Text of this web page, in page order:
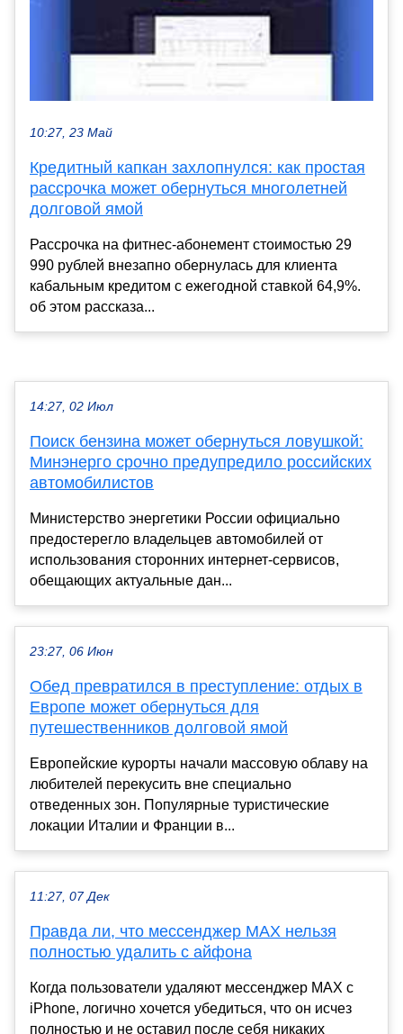
10:27, 23 Май
Кредитный капкан захлопнулся: как простая
рассрочка может обернуться многолетней
долговой ямой
Рассрочка на фитнес-абонемент стоимостью 29
990 рублей внезапно обернулась для клиента
кабальным кредитом с ежегодной ставкой 64,9%.
об этом рассказа...
14:27, 02 Июл
Поиск бензина может обернуться ловушкой:
Минэнерго срочно предупредило российских
автомобилистов
Министерство энергетики России официально
предостерегло владельцев автомобилей от
использования сторонних интернет-сервисов,
обещающих актуальные дан...
23:27, 06 Июн
Обед превратился в преступление: отдых в
Европе может обернуться для
путешественников долговой ямой
Европейские курорты начали массовую облаву на
любителей перекусить вне специально
отведенных зон. Популярные туристические
локации Италии и Франции в...
11:27, 07 Дек
Правда ли, что мессенджер MAX нельзя
полностью удалить с айфона
Когда пользователи удаляют мессенджер MAX с
iPhone, логично хочется убедиться, что он исчез
полностью и не оставил после себя никаких